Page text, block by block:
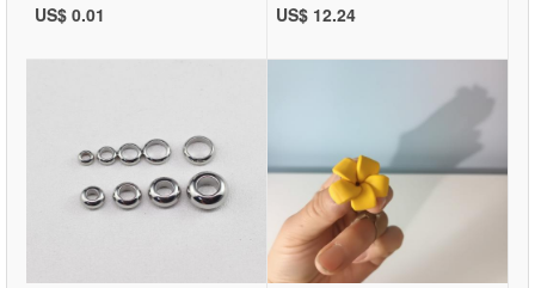
US$ 0.01 US$ 12.24